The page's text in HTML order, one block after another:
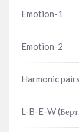
Emotion-1
Emotion-2
Harmonic pairs
L-B-E-W